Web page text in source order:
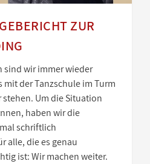
ZUR
sind wir immer wieder
mit der Tanzschule im Turm
Um die Situation
haben wir die
schriftlich
alle, die es genau
ist: Wir machen weiter.